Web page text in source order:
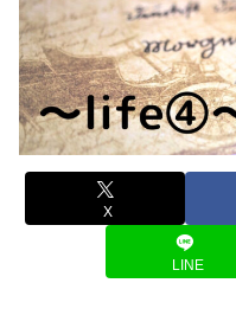
X
LINE